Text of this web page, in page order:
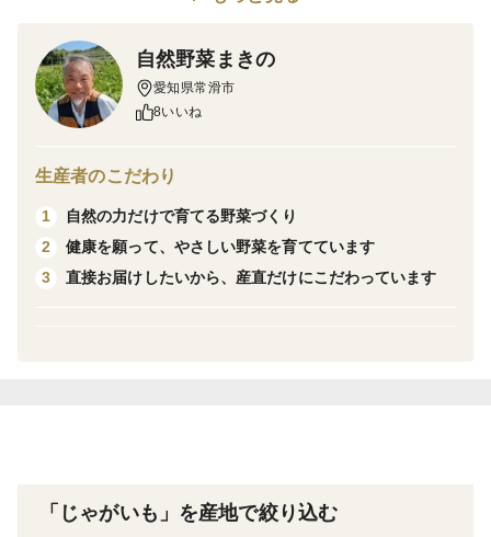
🌱 こだわりポイント
・粘土質の圃場でじっくり育て、旨みと甘みがしっかり
乗った状態で収穫しています。
で育てています。栽培期間中、農薬・肥料ともに使用し
ておりません。
・鮮度保持のため、洗わずに土付きのままお届けします
（粘土質のため土がやや残る場合があります）。
・フライドポテト・ガレット：外はカリッ、中はしっと
自然野菜まきの
愛知県常滑市
8いいね
生産者のこだわり
1
自然の力だけで育てる野菜づくり
2
健康を願って、やさしい野菜を育てています
3
直接お届けしたいから、産直だけにこだわっています
「じゃがいも」を産地で絞り込む